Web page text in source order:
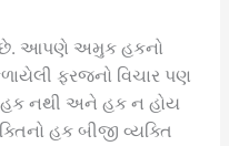
આપણે અમુક હકનો
ફરજનો વિચાર પણ
હક નથી અને હક ન હોય
હક બીજી વ્યક્તિ